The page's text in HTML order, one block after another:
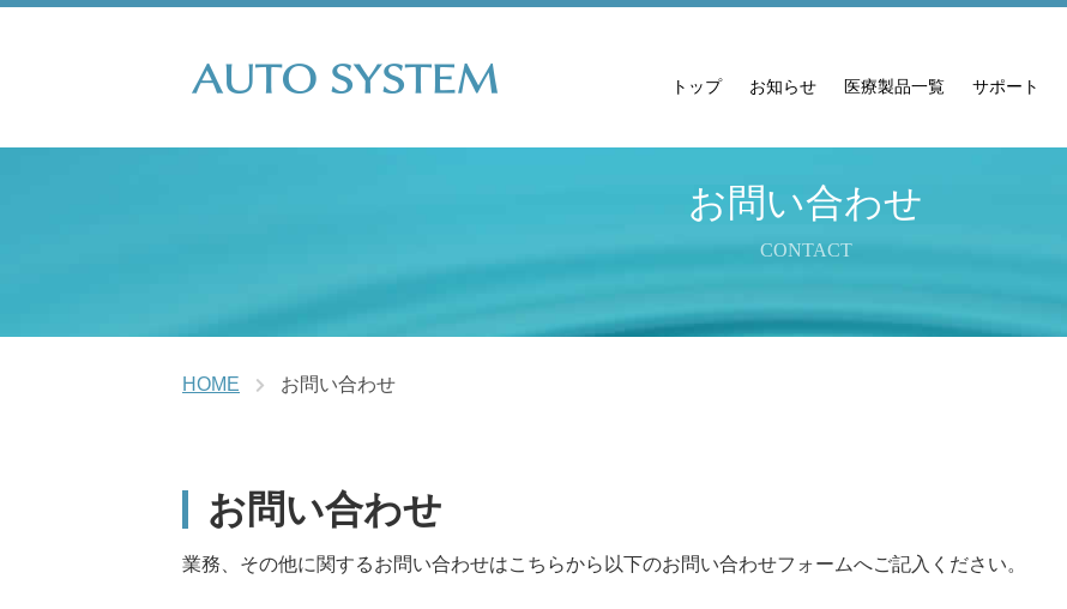
トップ お知らせ 医療製品一覧 サポート
お問い合わせ
CONTACT
HOME お問い合わせ
お問い合わせ
業務、その他に関するお問い合わせはこちらから以下のお問い合わせフォームへご記入ください。